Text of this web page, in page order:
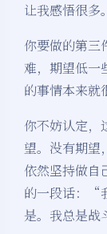
让我感悟很多。
你要做的第三
难，期望低一
的事情本来就
你不妨认定，
望。没有期望
依然坚持做自
的一段话：“
是。我总是战